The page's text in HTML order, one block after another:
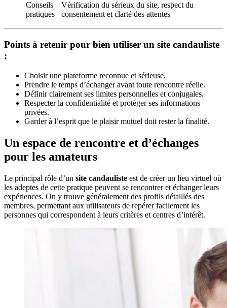
Conseils
pratiques
Vérification du sérieux du site, respect du
consentement et clarté des attentes
Points à retenir pour bien utiliser un site candauliste
:
Choisir une plateforme reconnue et sérieuse.
Prendre le temps d’échanger avant toute rencontre réelle.
Définir clairement ses limites personnelles et conjugales.
Respecter la confidentialité et protéger ses informations
privées.
Garder à l’esprit que le plaisir mutuel doit rester la finalité.
Un espace de rencontre et d’échanges
pour les amateurs
Le principal rôle d’un site candauliste est de créer un lieu virtuel où
les adeptes de cette pratique peuvent se rencontrer et échanger leurs
expériences. On y trouve généralement des profils détaillés des
membres, permettant aux utilisateurs de repérer facilement les
personnes qui correspondent à leurs critères et centres d’intérêt.